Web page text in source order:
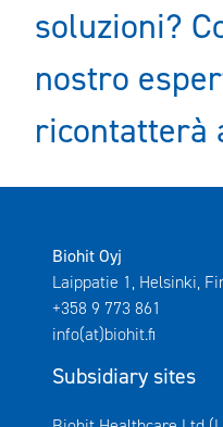
soluzioni?
nostro
ricontatterà
Biohit Oyj
Laippatie 1, Helsinki,
+358 9 773 861
info(at)biohit.fi
Subsidiary sites